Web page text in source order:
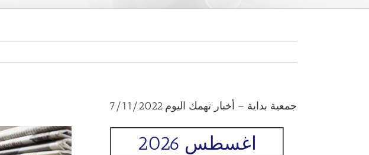
جمعية بداية – أخبار تهمك اليوم 7/11/2022
اغسطس 2026